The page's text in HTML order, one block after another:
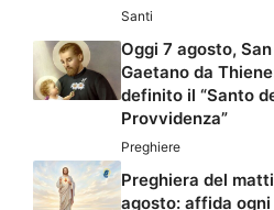
Santi
Oggi 7 agosto, San
Gaetano da
definito il “Santo
Provvidenza”
Preghiere
Preghiera del
agosto: affida ogni